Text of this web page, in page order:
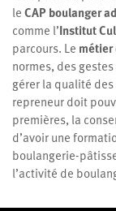
leCAP boulanger
comme l’Institut
parcours. Le métier
normes, des
gérer la qualité
repreneur doit
premières, la
d’avoir une
boulangerie-
l’activité de